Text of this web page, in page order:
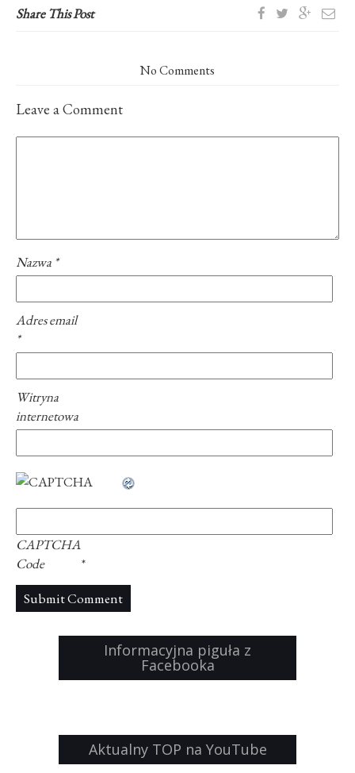
Share This Post
No Comments
Leave a Comment
Nazwa *
Adres email
*
Witryna
internetowa
CAPTCHA
Code
*
Informacyjna piguła z
Facebooka
Aktualny TOP na YouTube